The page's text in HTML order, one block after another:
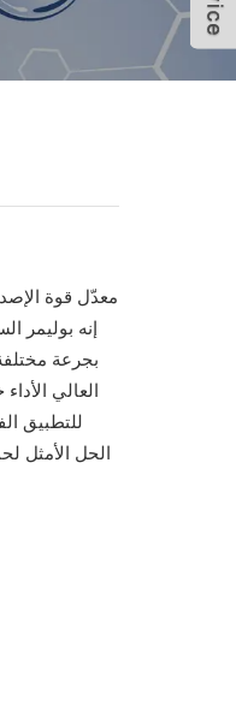
إنه بوليمر
بجرعة
العالي
للتطبيق
الحل الأمثل